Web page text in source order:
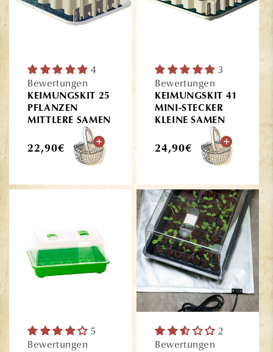
4
Bewertungen
KEIMUNGSKIT 25
PFLANZEN
MITTLERE SAMEN
Normaler
22,90€
3
Bewertungen
KEIMUNGSKIT 41
MINI-STECKER
KLEINE SAMEN
Normaler
24,90€
5
Bewertungen
2
Bewertungen